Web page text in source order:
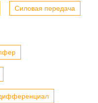
Силовая передача